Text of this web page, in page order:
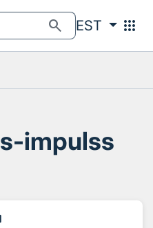
search EST apps
impulss